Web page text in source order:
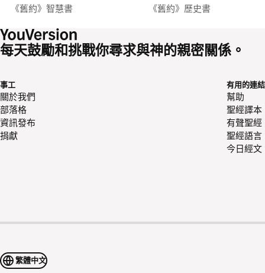
《舊約》智慧書 《舊約》歷史書
每天鼓勵和挑戰你尋求與神的親密關係。
事工
關於我們
部落格
資訊發布
捐獻
有用的連結
幫助
聖經譯本
有聲聖經
聖經語言
今日經文
繁體中文